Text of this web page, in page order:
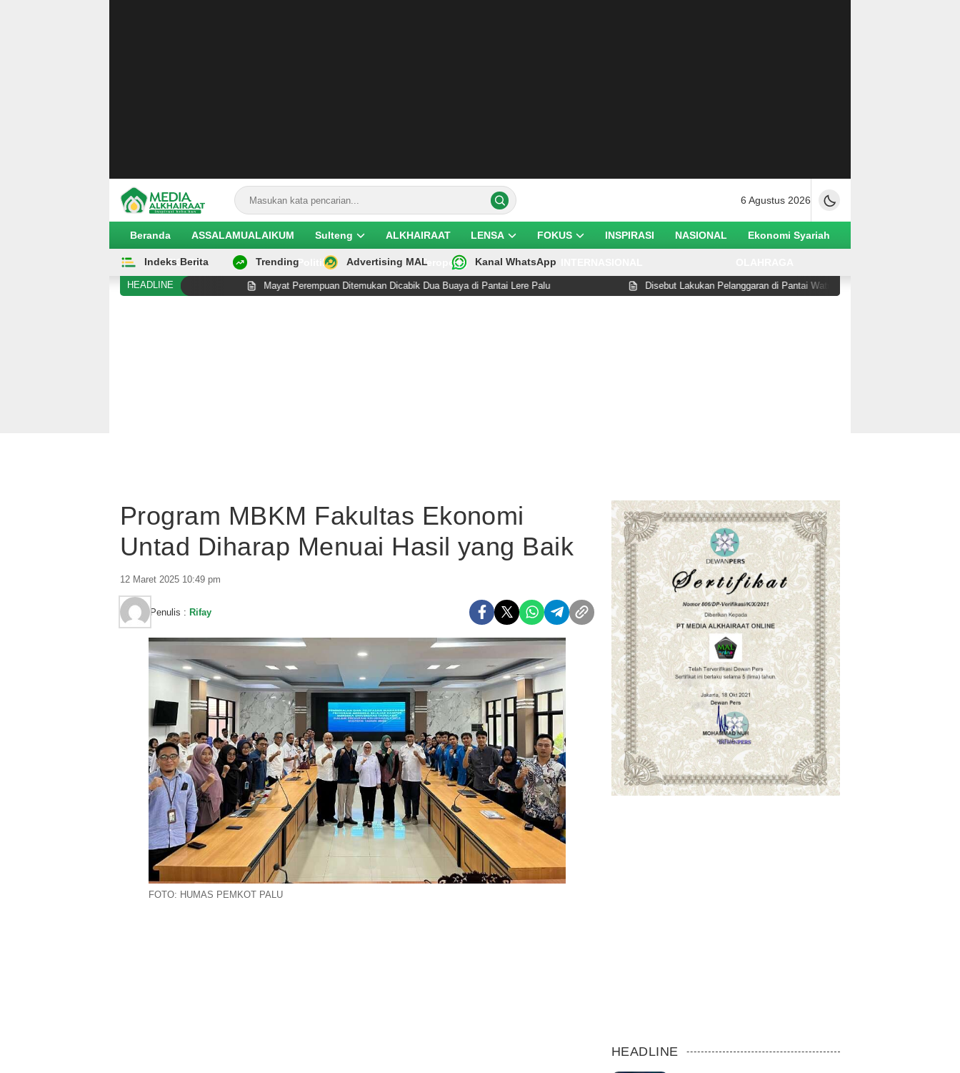
6 Agustus 2026
Beranda ASSALAMUALAIKUM Sulteng ALKHAIRAAT LENSA FOKUS INSPIRASI NASIONAL Ekonomi Syariah
EKOBIS Politik Teropong
Indeks Berita Trending Advertising MAL Kanal WhatsApp
HEADLINE Mayat Perempuan Ditemukan Dicabik Dua Buaya di Pantai Lere Palu Disebut Lakukan Pelanggaran di Pantai Watusampu, Wabup Abdul Sahid Tegaskan
Program MBKM Fakultas Ekonomi
Untad Diharap Menuai Hasil yang Baik
12 Maret 2025 10:49 pm
Penulis : Rifay
FOTO: HUMAS PEMKOT PALU
HEADLINE